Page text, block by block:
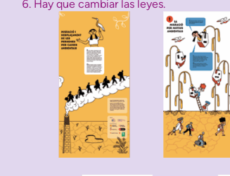
Hay que cambiar las leyes.